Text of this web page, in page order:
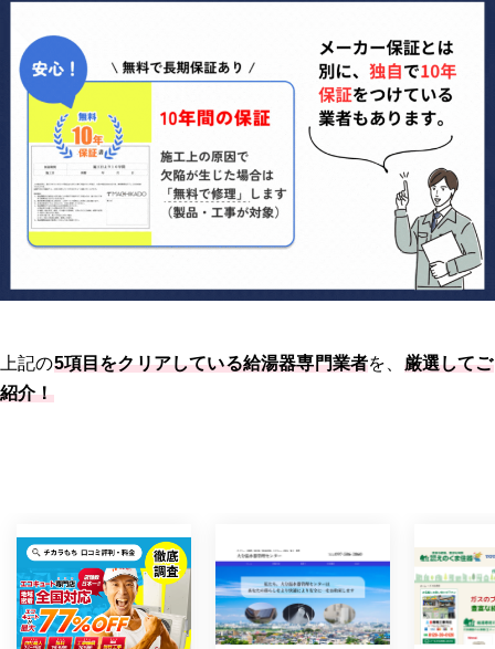
上記の5項目をクリアしている給湯器専門業者を、 厳選してご
紹介！